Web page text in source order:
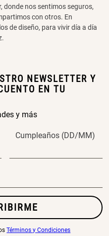
donde nos sentimos seguros,
con otros. En
de diseño, para vivir día a día
NEWSLETTER Y
EN TU
y más
Cumpleaños (DD/MM)
Términos y Condiciones